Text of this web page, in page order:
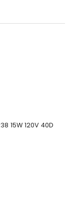
15W 120V 40D